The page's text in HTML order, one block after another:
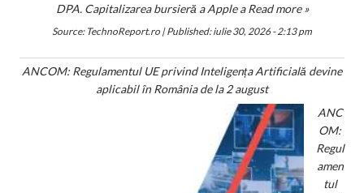
DPA. Capitalizarea bursieră a Apple aRead more »
Source: TechnoReport.ro |Published:iulie 30, 2026 - 2:13 pm
ANCOM: Regulamentul UE privind Inteligența Artificială devine
aplicabil în România de la 2 august
ANC
OM:
Regul
amen
tul